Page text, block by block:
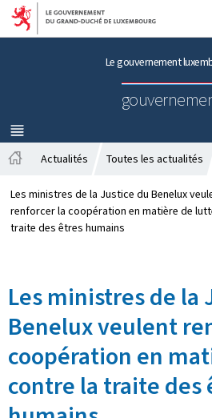
Aller au menu
Aller au
Le gouvernement
MENU
PRINCIPAL
c
c
u
Actualités Toutes les actualités
Les ministres de la Justice du Benelux
renforcer la coopération en matière de
traite des êtres humains
Les ministres de la
Benelux veulent
coopération en
contre la traite des